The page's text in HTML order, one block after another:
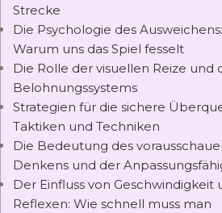
Strecke
Die Psychologie des Ausweichens:
Warum uns das Spiel fesselt
Die Rolle der visuellen Reize und
Belohnungssystems
Strategien für die sichere
Taktiken und Techniken
Die Bedeutung des
Denkens und der
Der Einfluss von Geschwindigkeit
Reflexen: Wie schnell muss man